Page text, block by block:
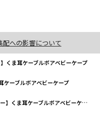
配への影響について
】くま耳ケーブルボアベビーケープ
ケーブルボアベビーケープ
】くま耳ケーブルボアベビーケープ